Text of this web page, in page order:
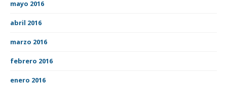
mayo 2016
abril 2016
marzo 2016
febrero 2016
enero 2016